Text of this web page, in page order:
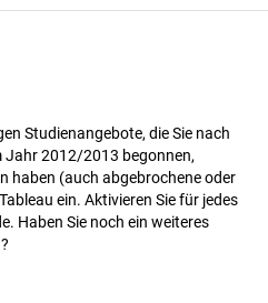
Studienangebote, die Sie nach
Jahr 2012/2013 begonnen,
haben (auch abgebrochene oder
ein. Aktivieren Sie für jedes
Haben Sie noch ein weiteres